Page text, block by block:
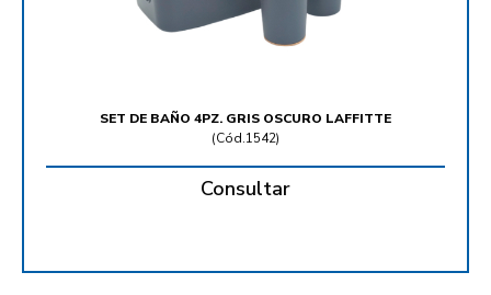
SET DE BAÑO 4PZ. GRIS OSCURO LAFFITTE
(Cód.1542)
Consultar